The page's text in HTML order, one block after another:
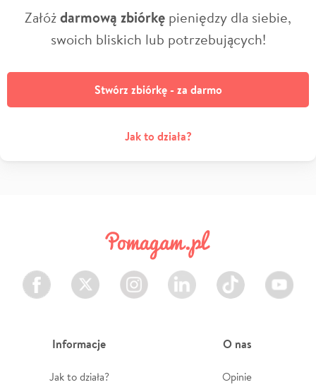
Załóżdarmową zbiórkę pieniędzy dla siebie,
swoich bliskich lub potrzebujących!
Stwórz zbiórkę - za darmo
Jak to działa?
Facebook Twitter Instagram LinkedIn TikTok Youtube
Informacje
Jak to działa?
O nas
Opinie